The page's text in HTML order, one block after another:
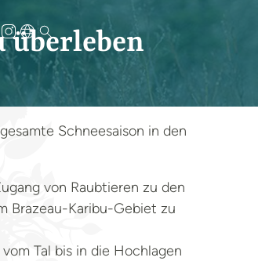
überleben
Schneesaison in den
von Raubtieren zu den
Brazeau-Karibu-Gebiet zu
Tal bis in die Hochlagen